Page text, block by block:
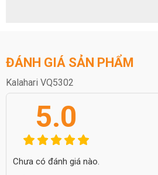
ĐÁNH GIÁ SẢN PHẨM
Kalahari VQ5302
5.0
Chưa có đánh giá nào.